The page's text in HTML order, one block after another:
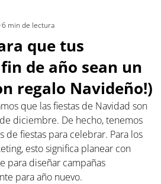
que tus
de año sean un
regalo Navideño!)
6 min de lectura
que las fiestas de Navidad son
diciembre. De hecho, tenemos
de fiestas para celebrar. Para los
esto significa planear con
para diseñar campañas
para año nuevo.